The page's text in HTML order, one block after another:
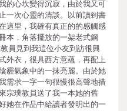
的心坎變得沉寂，由於我又可
一次心靈的清談。以前讀到書
這里，我確有真正的的感觸感
本，角落擺放的一架老式鋼
員見到我這位小友到訪很興
外衣，很具西方意蘊，再配上
霾氣象中的一抹亮麗。由於她
需求一字一句很慢很高聲地措
宗璞教員送了我一本她的舊
她在作品中給讀者發明出的一